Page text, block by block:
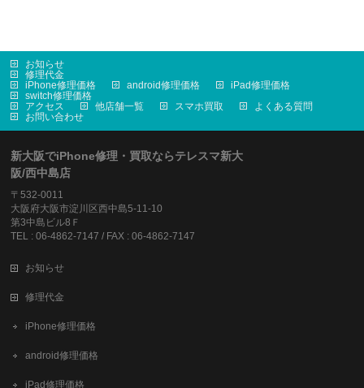
お知らせ
修理代金
iPhone修理価格
android修理価格
iPad修理価格
switch修理価格
アクセス
他店舗一覧 スマホ買取
よくある質問
お問い合わせ
新大阪でiPhone修理・買取ならテレスマ新大
阪/西中島店
〒532-0011
大阪府大阪市淀川区西中島5-11-10
第3中島ビル8Ｆ
TEL : 06-4862-7147 / FAX : 06-4862-7147
お知らせ
修理代金
iPhone修理価格
android修理価格
iPad修理価格